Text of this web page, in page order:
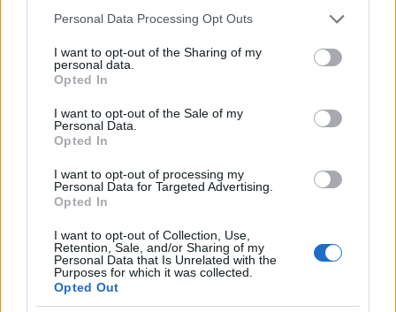
Please note that this website/app uses one or more Google
not limited to your visit or usage behaviour. You may click to
grant or deny consent to Google and its third-party tags to
use your data for below specified purposes in below Google
consent section.
Personal Data Processing Opt Outs
I want to opt-out of the Sharing of my
personal data.
Opted In
I want to opt-out of the Sale of my
Personal Data.
Opted In
I want to opt-out of processing my
Personal Data for Targeted Advertising.
Opted In
I want to opt-out of Collection, Use,
Retention, Sale, and/or Sharing of my
Personal Data that Is Unrelated with the
Purposes for which it was collected.
Opted Out
nagykereskedőből lett alkonzul vezetésével 1902
novemberében három nagy raktárból álló kikötővel
felszerelt vámszabadterületet is felállítottak az
újonnan kialakított Bécs utca felső részén (ma
Pinganjie utca) és az Osztrák rakpart (ma Keleti
Hajho rakpart) között. A több mint öthektáros
vámszabadterület folyamatos üzemeltetéséért a hat
felelt. A vétójog és bírói hatáskör természetesen a
főkonzul és a katonai parancsnok kezében maradt.
gabonaraktárak melletti buddhista templomban
alakították ki a k.u.k. Tiencsinben állomásozó
tengerészetének kaszárnyáját, a kórházat és a
börtönt is.)